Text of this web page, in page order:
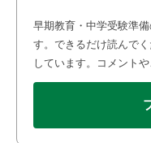
早期教育・中学受験準
す。できるだけ読んで
しています。コメント